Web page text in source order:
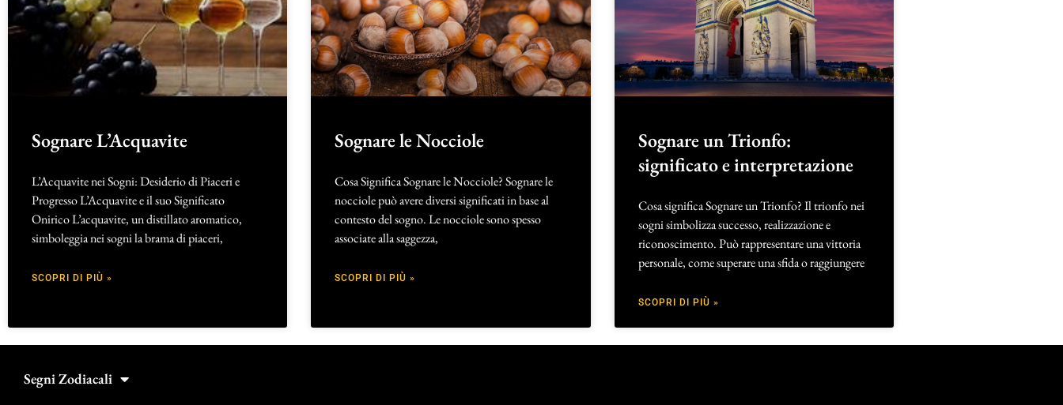
Sognare L’Acquavite
L’Acquavite nei Sogni: Desiderio di Piaceri e
Progresso L’Acquavite e il suo Significato
Onirico L’acquavite, un distillato aromatico,
simboleggia nei sogni la brama di piaceri,
SCOPRI DI PIÙ »
Sognare le Nocciole
Cosa Significa Sognare le Nocciole? Sognare le
nocciole può avere diversi significati in base al
contesto del sogno. Le nocciole sono spesso
associate alla saggezza,
SCOPRI DI PIÙ »
Sognare un Trionfo:
significato e interpretazione
Cosa significa Sognare un Trionfo? Il trionfo nei
sogni simbolizza successo, realizzazione e
riconoscimento. Può rappresentare una vittoria
personale, come superare una sfida o raggiungere
SCOPRI DI PIÙ »
Segni Zodiacali